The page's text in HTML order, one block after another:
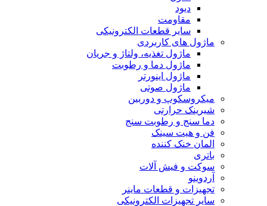
دیود
مقاومت
سایر قطعات الکترونیکی
ماژول های کاربردی
ماژول تغذیه، ولتاژ و جریان
ماژول دما و رطوبت
ماژول اینورتر
ماژول صوتی
میکروسکوپ و دوربین
شیرینک حرارتی
دما سنج و رطوبت سنج
فن و هیت سینک
المان خنک کننده
باتری
سوکت و فیش آلات
آردوینو
تجهیزات و قطعات ماینر
سایر تجهیزات الکترونیکی